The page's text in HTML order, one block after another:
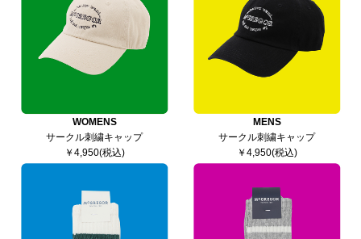
WOMENS
サークル刺繍キャップ
￥4,950(税込)
MENS
サークル刺繍キャップ
￥4,950(税込)